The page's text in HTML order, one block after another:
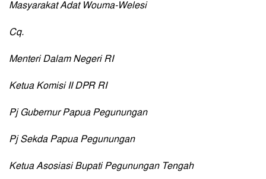
Masyarakat Adat Wouma-Welesi
Cq.
Menteri Dalam Negeri RI
Ketua Komisi II DPR RI
Pj Gubernur Papua Pegunungan
Pj Sekda Papua Pegunungan
Ketua Asosiasi Bupati Pegunungan Tengah